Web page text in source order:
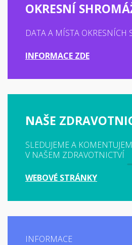
OKRESNÍ
DATA A MÍSTA OKRESNÍCH
INFORMACE ZDE
NAŠE
SLEDUJEME A
V NAŠEM ZDRAVOTNICTVÍ
WEBOVÉ STRÁNKY
INFORMACE